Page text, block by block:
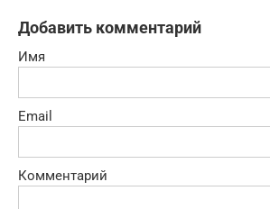
Добавить комментарий
Имя
Email
Комментарий